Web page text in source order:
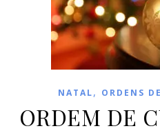
NATAL, ORDENS
ORDEM DE